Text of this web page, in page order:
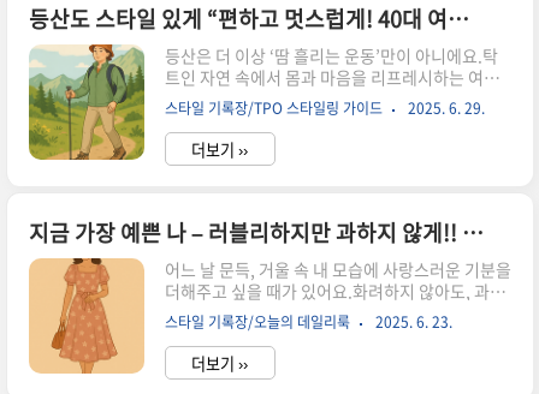
거예요. 루이비통, 왜 특별할까?소장 필수! 루이비
통 클래식 가방 3선2025년 신상 트렌드 – 이번 시
즌 주목할 디자인은?루이비통 가방, 어떤 스타일에
어울릴까?진짜 vs 가짜 – 정품 구별하는 팁루이비
통 가방, 어떻게 관리해야 오래 예쁠까?당신에게
어울리는 루이비통은? – 상황별 추천 루이비통, 왜
특별할까?185..
등산도 스타일 있게 “편하고 멋스럽게! 40대 여성을 위한 감각적인 등산룩 가이드
등산은 더 이상 ‘땀 흘리는 운동’만이 아니에요.탁
트인 자연 속에서 몸과 마음을 리프레시하는 여정
이자,나만의 스타일을 표현할 수 있는 또 하나의 무
대이기도 하죠.특히 40대 여성이라면,편안함은 기
본! 체형을 살려주고 분위기를 더하는 센스 있는 등
산룩이 필요해요."트레이닝복만 입기엔 아쉽고, 너
등산룩의 핵심 팁을 알려드릴게요. 왜 40대 여성에
게 등산 패션이 중요할까?기능성과 멋을 동시에!
등산룩 기본 아이템체형을 살리는 스타일링 팁계절
별 등산 코디 추천등산룩 완성! 소품 활용법 왜 40
대 여성에게 등산 패션이 중요할까?40대가 되면 몸
의 균형과 체형이 예전과 달라지기 시작해요.단순
히 ‘운동하러 가는 ..
스타일 기록장/TPO 스타일링 가이드 2025. 6. 29.
더보기 ››
지금 가장 예쁜 나 – 러블리하지만 과하지 않게!! 40대의 러블리 데이룩 제안
어느 날 문득, 거울 속 내 모습에 사랑스러운 기분을
더해주고 싶을 때가 있어요.화려하지 않아도, 과하
지 않아도, 나만의 분위기를 살려주는 옷.40대의
러블리함은 단순한 ‘소녀 감성’이 아닌, 성숙함 위
에 피어난 여유와 세련미에서 시작됩니다.오늘은
그런 당신을 더욱 아름답게 만들어줄 러블리하지만
스타일 기록장/오늘의 데일리룩 2025. 6. 23.
더보기 ››